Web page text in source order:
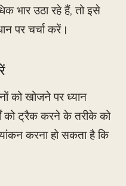
भार उठा रहे हैं, तो इसे
पर चर्चा करें।
को खोजने पर ध्यान
को ट्रैक करने के तरीके को
करना हो सकता है कि